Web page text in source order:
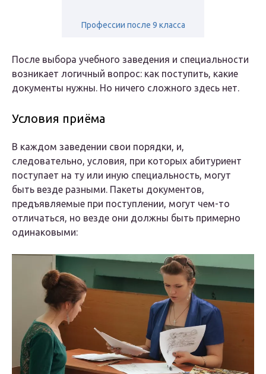
Профессии после 9 класса
После выбора учебного заведения и специальности
возникает логичный вопрос: как поступить, какие
документы нужны. Но ничего сложного здесь нет.
Условия приёма
В каждом заведении свои порядки, и,
следовательно, условия, при которых абитуриент
поступает на ту или иную специальность, могут
быть везде разными. Пакеты документов,
предъявляемые при поступлении, могут чем-то
отличаться, но везде они должны быть примерно
одинаковыми: